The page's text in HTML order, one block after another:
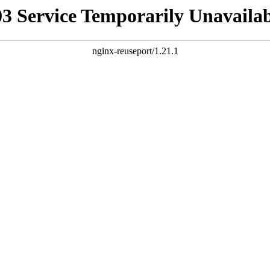
Service Temporarily
nginx-reuseport/1.21.1